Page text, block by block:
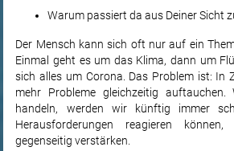
Warum passiert da aus Deiner Sicht
Der Mensch kann sich oft nur auf ein
Einmal geht es um das Klima, dann um
sich alles um Corona. Das Problem ist: In
mehr Probleme gleichzeitig
handeln, werden wir künftig immer
Herausforderungen reagieren
gegenseitig verstärken.